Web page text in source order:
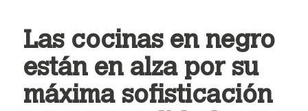
Las cocinas en negro
están en alza por su
máxima sofisticación